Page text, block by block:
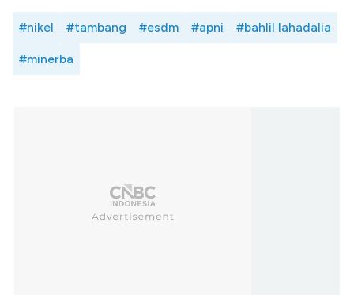
#nikel #tambang #esdm #apni #bahlil lahadalia
#minerba